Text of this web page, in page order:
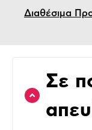
Διαθέσιμα
Σε